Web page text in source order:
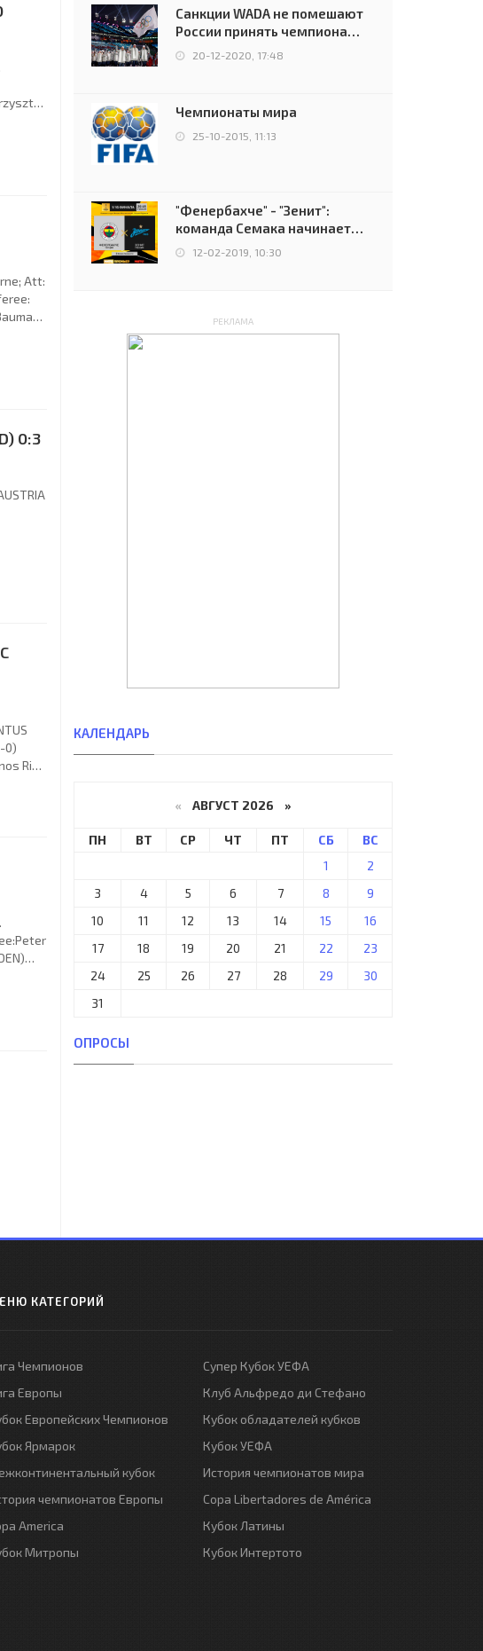
5-0
Att:
0:3
Otto
0)
Ring
6-0
Peter
Санкции WADA не помешают
России принять чемпионат
Европы и финал Лиги
чемпионов.
20-12-2020, 17:48
Чемпионаты мира
25-10-2015, 11:13
"Фенербахче" - "Зенит":
команда Семака начинает
путь в плей-офф Лиги
12-02-2019, 10:30
РЕКЛАМА
КАЛЕНДАРЬ
« АВГУСТ 2026 »
ПН ВТ СР ЧТ ПТ СБ
ВС
1
2
3
4 5 6 7 8
9
10
11 12 13 14 15
16
17
18 19 20 21 22
23
24
25 26 27 28 29
30
31
ОПРОСЫ
КАТЕГОРИЙ
Чемпионов
Европы
Европейских Чемпионов
Ярмарок
кубок
чемпионатов Европы
America
Митропы
Супер Кубок УЕФА
Клуб Альфредо ди Стефано
Кубок обладателей кубков
Кубок УЕФА
История чемпионатов мира
Copa Libertadores de América
Кубок Латины
Кубок Интертото